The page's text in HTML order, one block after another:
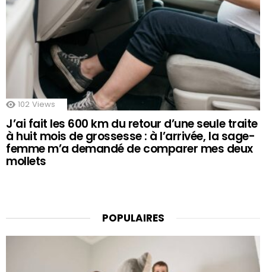
102 Views
J’ai fait les 600 km du retour d’une seule traite
à huit mois de grossesse : à l’arrivée, la sage-
femme m’a demandé de comparer mes deux
mollets
POPULAIRES